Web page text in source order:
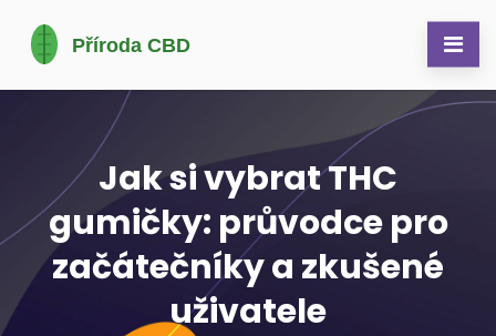
Jak si vybrat THC
gumičky: průvodce pro
začátečníky a zkušené
uživatele